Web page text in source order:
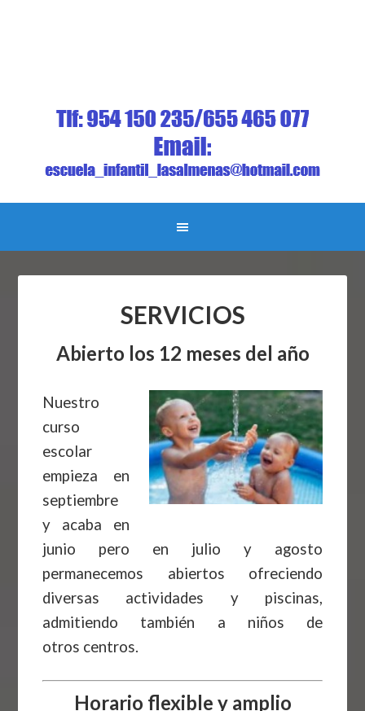
SERVICIOS
Abierto los 12 meses del año
Nuestro
curso
escolar
empieza en
septiembre
y acaba en
junio pero en julio y agosto
permanecemos abiertos ofreciendo
diversas actividades y piscinas,
admitiendo también a niños de
otros centros.
Horario flexible y amplio